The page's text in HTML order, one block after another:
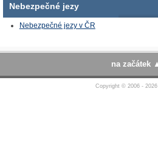
Nebezpečné jezy
Nebezpečné jezy v ČR
na začátek
Copyright © 2006 - 2026